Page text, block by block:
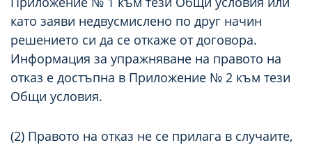
като заяви недвусмислено по друг начин
решението си да се откаже от договора.
Информация за упражняване на правото на
отказ е достъпна в Приложение № 2 към тези
Общи условия.
(2) Правото на отказ не се прилага в случаите,